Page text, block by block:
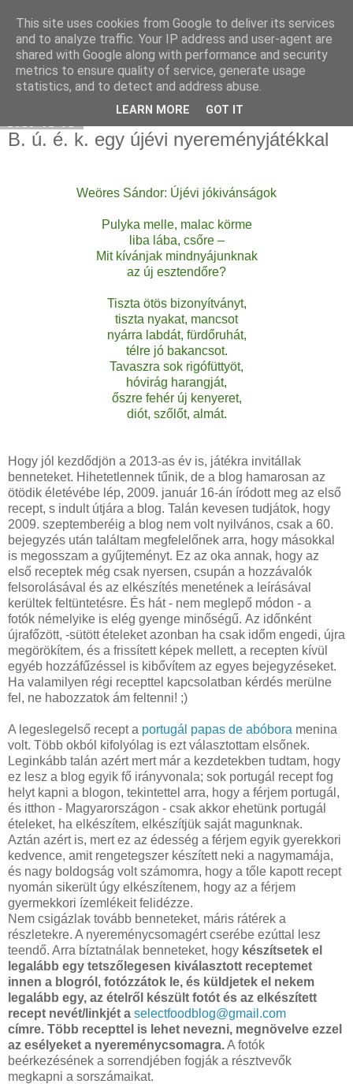
Select food
B. ú. é. k. egy újévi nyereményjátékkal
Weöres Sándor: Újévi jókivánságok
Pulyka melle, malac körme
liba lába, csőre –
Mit kívánjak mindnyájunknak
az új esztendőre?
Tiszta ötös bizonyítványt,
tiszta nyakat, mancsot
nyárra labdát, fürdőruhát,
télre jó bakancsot.
Tavaszra sok rigófüttyöt,
hóvirág harangját,
őszre fehér új kenyeret,
diót, szőlőt, almát.
Hogy jól kezdődjön a 2013-as év is, játékra invitállak
benneteket. Hihetetlennek tűnik, de a blog hamarosan az
ötödik életévébe lép, 2009. január 16-án íródott meg az első
recept, s indult útjára a blog. Talán kevesen tudjátok, hogy
2009. szeptemberéig a blog nem volt nyilvános, csak a 60.
bejegyzés után találtam megfelelőnek arra, hogy másokkal
is megosszam a gyűjteményt. Ez az oka annak, hogy az
első receptek még csak nyersen, csupán a hozzávalók
felsorolásával és az elkészítés menetének a leírásával
kerültek feltüntetésre. És hát - nem meglepő módon - a
fotók némelyike is elég gyenge minőségű. Az időnként
újrafőzött, -sütött ételeket azonban ha csak időm engedi, újra
megörökítem, és a frissített képek mellett, a recepten kívül
egyéb hozzáfűzéssel is kibővítem az egyes bejegyzéseket.
Ha valamilyen régi recepttel kapcsolatban kérdés merülne
fel, ne habozzatok ám feltenni! ;)
A legeslegelső recept a portugál papas de abóbora menina
volt. Több okból kifolyólag is ezt választottam elsőnek.
Leginkább talán azért mert már a kezdetekben tudtam, hogy
ez lesz a blog egyik fő irányvonala; sok portugál recept fog
helyt kapni a blogon, tekintettel arra, hogy a férjem portugál,
és itthon - Magyarországon - csak akkor ehetünk portugál
ételeket, ha elkészítem, elkészítjük saját magunknak.
Aztán azért is, mert ez az édesség a férjem egyik gyerekkori
kedvence, amit rengetegszer készített neki a nagymamája,
és nagy boldogság volt számomra, hogy a tőle kapott recept
nyomán sikerült úgy elkészítenem, hogy az a férjem
gyermekkori ízemlékeit felidézze.
Nem csigázlak tovább benneteket, máris rátérek a
részletekre. A nyereménycsomagért cserébe ezúttal lesz
teendő. Arra bíztatnálak benneteket, hogy készítsetek el
legalább egy tetszőlegesen kiválasztott receptemet
innen a blogról, fotózzátok le, és küldjetek el nekem
legalább egy, az ételről készült fotót és az elkészített
recept nevét/linkjét a selectfoodblog@gmail.com
címre. Több recepttel is lehet nevezni, megnövelve ezzel
az esélyeket a nyereménycsomagra.A fotók
beérkezésének a sorrendjében fogják a résztvevők
megkapni a sorszámaikat.
This site uses cookies from Google to deliver its services
and to analyze traffic. Your IP address and user-agent are
shared with Google along with performance and security
metrics to ensure quality of service, generate usage
statistics, and to detect and address abuse.
LEARN MORE GOT IT